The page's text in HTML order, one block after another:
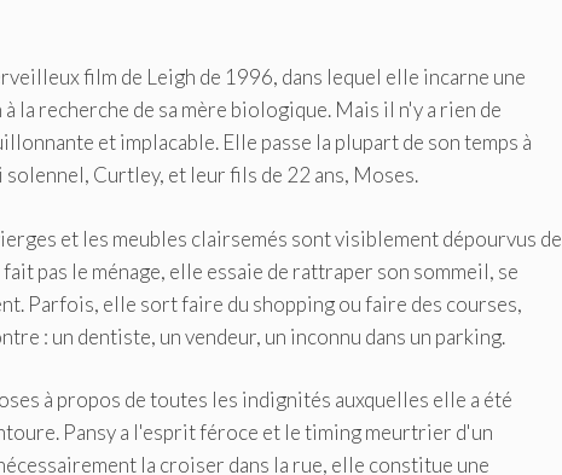
film de Leigh de 1996, dans lequel elle incarne une
recherche de sa mère biologique. Mais il n'y a rien de
et implacable. Elle passe la plupart de son temps à
Curtley, et leur fils de 22 ans, Moses.
et les meubles clairsemés sont visiblement dépourvus de
pas le ménage, elle essaie de rattraper son sommeil, se
Parfois, elle sort faire du shopping ou faire des courses,
: un dentiste, un vendeur, un inconnu dans un parking.
à propos de toutes les indignités auxquelles elle a été
Pansy a l'esprit féroce et le timing meurtrier d'un
la croiser dans la rue, elle constitue une